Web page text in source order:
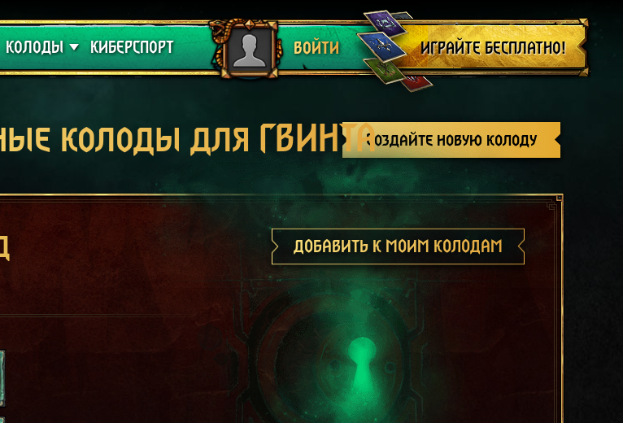
КОЛОДЫ
Гайды
КИБЕРСПОРТ ВОЙТИ
Выйти
ИГРАЙТЕ БЕСПЛАТНО!
Создайте новую колоду
колоды для ГВИНТА
ДОБАВИТЬ К МОИМ КОЛОДАМ